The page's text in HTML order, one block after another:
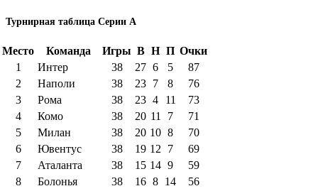
Турнирная таблица Серии А
Место Команда Игры В Н П Очки
1
Интер 38 27 6 5
87
2
Наполи 38 23 7 8
76
3
Рома 38 23 4 11
73
4
Комо 38 20 11 7
71
5
Милан 38 20 10 8
70
6
Ювентус 38 19 12 7
69
7
Аталанта 38 15 14 9
59
8
Болонья 38 16 8 14
56